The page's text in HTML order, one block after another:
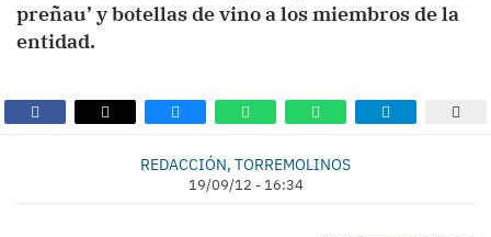
preñau’ y botellas de vino a los miembros de la
entidad.
REDACCIÓN, TORREMOLINOS
19/09/12 - 16:34